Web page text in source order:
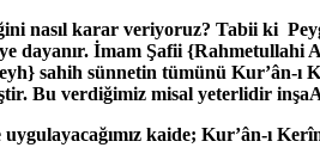
nasıl karar veriyoruz? Tabii ki
dayanır. İmam Şafii {Rahmetullahi
sahih sünnetin tümünü Kur’ân-ı
Bu verdiğimiz misal yeterlidir
kaide; Kur’ân-ı